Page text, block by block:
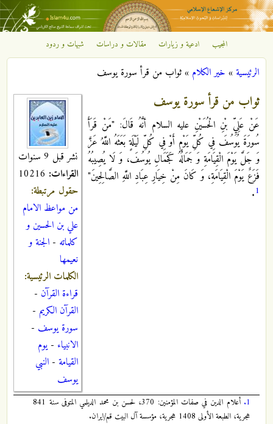
تجاوز إلى المحتوى الرئيسي
مركز
الإشعاع
الإسلامي
المجيب ادعية و زيارات مقالات و دراسات شبهات و ردود
أنت هنا
الرئيسية» خير الكلام »ثواب من قرأ سورة يوسف
نشر قبل 9 سنوات
القراءات:
حقول مرتبطة:
من مواعظ الامام
علي بن الحسين و
كلماته - الجنة و
نعيمها
الكلمات الرئيسية:
قراءة القرآن -
القرآن الكريم -
سورة يوسف -
الانبياء -يوم
القيامة - النبي
يوسف
ثواب من قرأ سورة يوسف
عَنْ عَلِيِّ بْنِ الْحُسَيْنِ عليه السلام أنَّهُ قَالَ: "مَنْ قَرَأَ
سُورَةَ يُوسُفَ فِي كُلِّ يَوْمٍ أَوْ فِي كُلِّ لَيْلَةٍ بَعَثَهُ اللَّهُ عَزَّ
وَ جَلَّ يَوْمَ الْقِيَامَةِ وَ جَمَالُهُ كَجَمَالِ يُوسُفَ، وَ لَا يُصِيبُهُ
فَزَعٌ يَوْمَ الْقِيَامَةِ، وَ كَانَ مِنْ خِيَارِ عِبَادِ اللَّهِ الصَّالِحِينَ"‏
1
.
1.
أعلام الدين في صفات المؤمنين: 370، لحسن بن محمد الديلمي المتوفى سنة 841
هجرية، الطبعة الأولى 1408 هجرية، مؤسسة آل البيت قم/ايران.